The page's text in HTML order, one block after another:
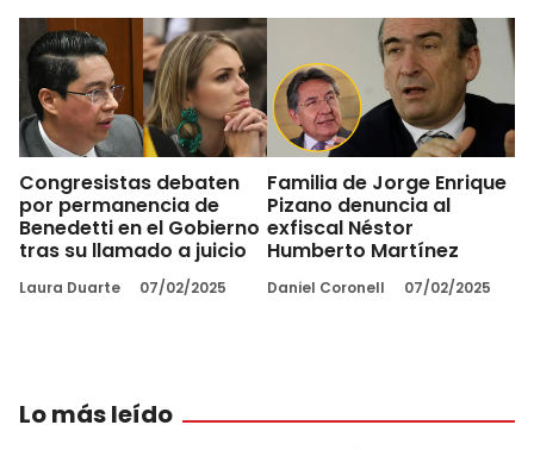
Congresistas debaten
por permanencia de
Benedetti en el Gobierno
tras su llamado a juicio
Laura Duarte 07/02/2025
Familia de Jorge Enrique
Pizano denuncia al
exfiscal Néstor
Humberto Martínez
Daniel Coronell 07/02/2025
Lo más leído